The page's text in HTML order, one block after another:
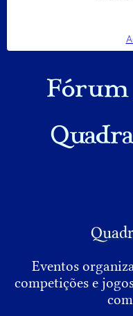
Fórum
Eventos
competições e